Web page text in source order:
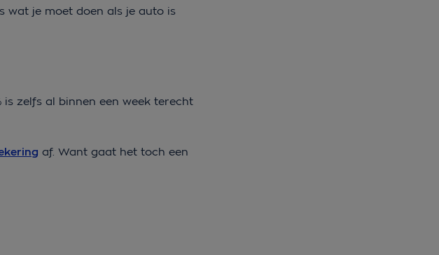
wat je moet doen als je auto is
zelfs al binnen een week terecht
af. Want gaat het toch een